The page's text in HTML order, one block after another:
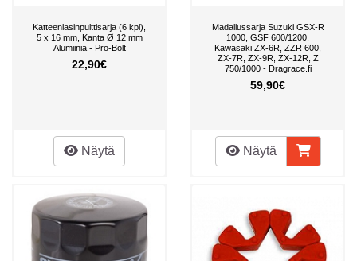
Katteenlasinpulttisarja (6 kpl),
5 x 16 mm, Kanta Ø 12 mm
Alumiinia - Pro-Bolt
22,90€
Näytä
Madallussarja Suzuki GSX-R
1000, GSF 600/1200,
Kawasaki ZX-6R, ZZR 600,
ZX-7R, ZX-9R, ZX-12R, Z
750/1000 - Dragrace.fi
59,90€
Näytä